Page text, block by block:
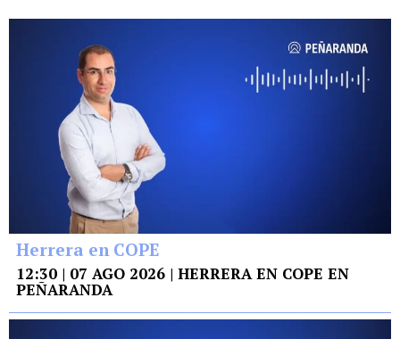
Herrera en COPE
12:30 | 07 AGO 2026 | HERRERA EN COPE EN
PEÑARANDA